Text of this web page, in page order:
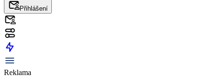
Přihlášení
Reklama